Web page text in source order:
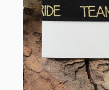
SAÇ AKSESUARLARI
GELİN / DÜĞÜN AKSESUARLARI
TELEFON ASKISI
MAKYAJ ÇANTASI
PARTİ SÜSLERİ
YILBAŞI ÜRÜNLERİ
KULLAN AT TABAK BARDAK SETİ